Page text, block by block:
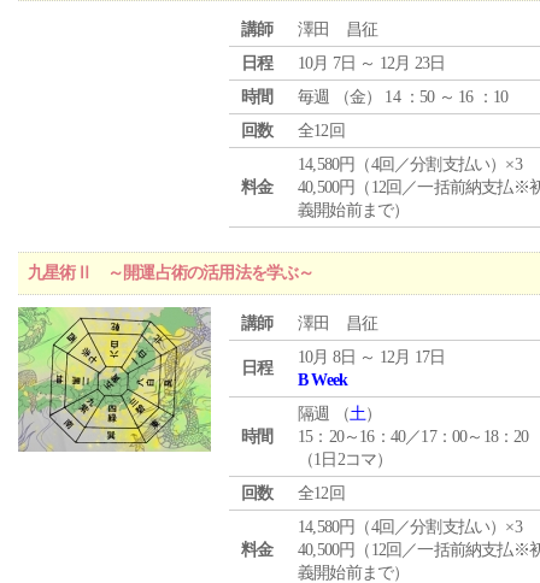
講師
澤田 昌征
日程
10月 7日 ～ 12月 23日
時間
毎週 （金） 14 ：50 ～ 16 ：10
回数
全12回
料金
14,580円（4回／分割支払い）×3
40,500円（12回／一括前納支払※
義開始前まで）
九星術Ⅱ ～開運占術の活用法を学ぶ～
講師 澤田 昌征
日程
10月 8日 ～ 12月 17日
B Week
時間
隔週 （土）
15：20～16：40／17：00～18：20
（1日2コマ）
回数
全12回
料金
14,580円（4回／分割支払い）×3
40,500円（12回／一括前納支払※
義開始前まで）